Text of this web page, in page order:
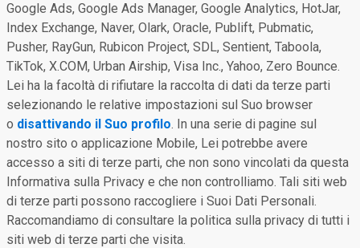
Google Ads, Google Ads Manager, Google Analytics, HotJar,
Index Exchange, Naver, Olark, Oracle, Publift, Pubmatic,
Pusher, RayGun, Rubicon Project, SDL, Sentient, Taboola,
TikTok, X.COM, Urban Airship, Visa Inc., Yahoo, Zero Bounce.
Lei ha la facoltà di rifiutare la raccolta di dati da terze parti
selezionando le relative impostazioni sul Suo browser
o disattivando il Suo profilo. In una serie di pagine sul
nostro sito o applicazione Mobile, Lei potrebbe avere
accesso a siti di terze parti, che non sono vincolati da questa
Informativa sulla Privacy e che non controlliamo. Tali siti web
di terze parti possono raccogliere i Suoi Dati Personali.
Raccomandiamo di consultare la politica sulla privacy di tutti i
siti web di terze parti che visita.